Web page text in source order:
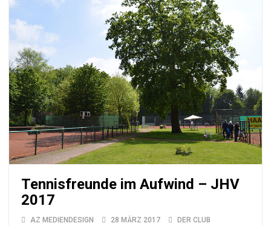
Tennisfreunde im Aufwind – JHV
2017
AZ MEDIENDESIGN 28 MÄRZ 2017 DER CLUB